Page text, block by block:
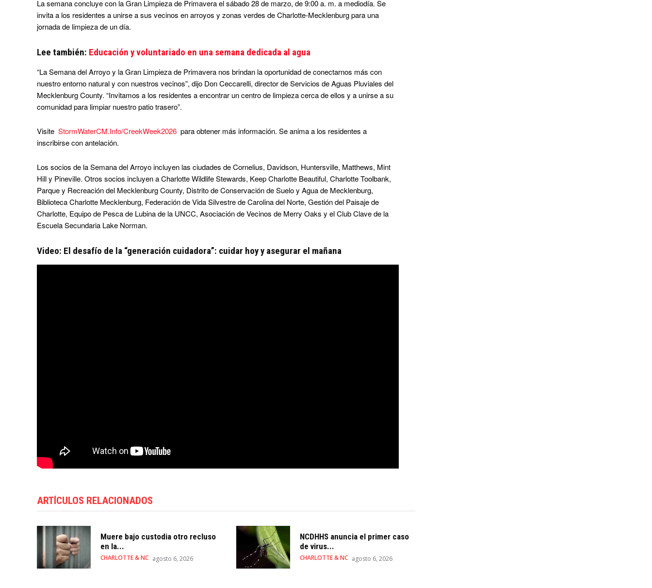
La semana concluye con la Gran Limpieza de Primavera el sábado 28 de marzo, de 9:00 a. m. a mediodía. Se
invita a los residentes a unirse a sus vecinos en arroyos y zonas verdes de Charlotte-Mecklenburg para una
jornada de limpieza de un día.
Lee también: Educación y voluntariado en una semana dedicada al agua
“La Semana del Arroyo y la Gran Limpieza de Primavera nos brindan la oportunidad de conectarnos más con
nuestro entorno natural y con nuestros vecinos”, dijo Don Ceccarelli, director de Servicios de Aguas Pluviales del
Mecklenburg County. “Invitamos a los residentes a encontrar un centro de limpieza cerca de ellos y a unirse a su
comunidad para limpiar nuestro patio trasero”.
Visite StormWaterCM.Info/CreekWeek2026 para obtener más información. Se anima a los residentes a
inscribirse con antelación.
Los socios de la Semana del Arroyo incluyen las ciudades de Cornelius, Davidson, Huntersville, Matthews, Mint
Hill y Pineville. Otros socios incluyen a Charlotte Wildlife Stewards, Keep Charlotte Beautiful, Charlotte Toolbank,
Parque y Recreación del Mecklenburg County, Distrito de Conservación de Suelo y Agua de Mecklenburg,
Biblioteca Charlotte Mecklenburg, Federación de Vida Silvestre de Carolina del Norte, Gestión del Paisaje de
Charlotte, Equipo de Pesca de Lubina de la UNCC, Asociación de Vecinos de Merry Oaks y el Club Clave de la
Escuela Secundaria Lake Norman.
Video: El desafío de la “generación cuidadora”: cuidar hoy y asegurar el mañana
ARTÍCULOS RELACIONADOS
Muere bajo custodia otro recluso
en la...
CHARLOTTE & NC agosto 6, 2026
NCDHHS anuncia el primer caso
de virus...
CHARLOTTE & NC agosto 6, 2026